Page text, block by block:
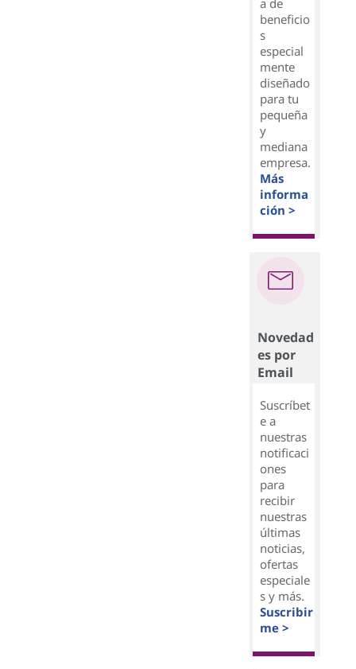
a de
beneficio
s
especial
mente
diseñado
para tu
pequeña
y
mediana
empresa.
Más
informa
ción >
Novedad
es por
Email
Suscríbet
e a
nuestras
notificaci
ones
para
recibir
nuestras
últimas
noticias,
ofertas
especiale
s y más.
Suscribir
me >